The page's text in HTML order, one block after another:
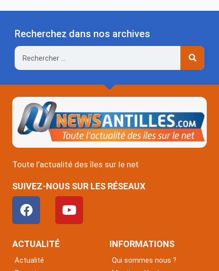
Recherchez dans nos archives
Rechercher
Toute l’actualité des îles sur le net
SUIVEZ-NOUS SUR LES RÉSEAUX
F
a
c
e
o
Y
o
u
ACTUALITÉ
Actualité
INFORMATIONS
Qui sommes nous ?